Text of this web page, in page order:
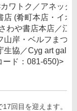
ワトク／アネック
店 (肴町本店・イ
わや書店本店／江
山岸・ベルフまつ
生協／Cyg art
ード：081-650)>
回目を迎えます。